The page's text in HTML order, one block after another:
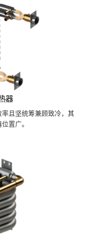
器
且坚统筹兼顾致冷，其
置广。